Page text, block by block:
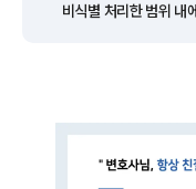
비식별 처리한 범위 내